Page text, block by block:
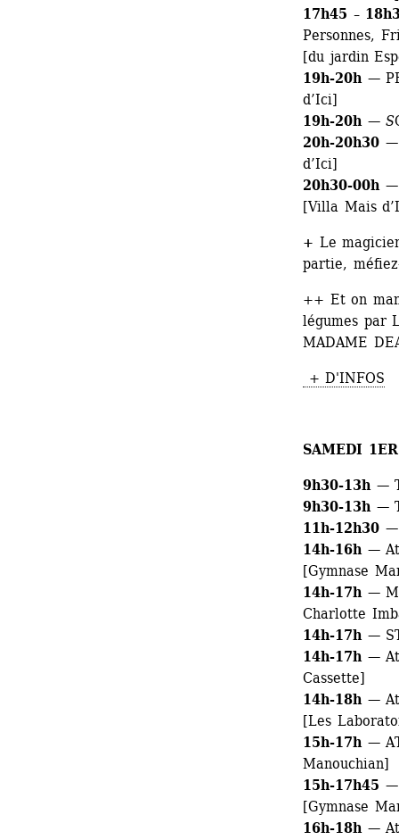
17h45 –
Personnes,
[du jardin
19h-20h —
d’Ici]
19h-20h — S
20h-20h30 —
d’Ici]
20h30-00h —
[Villa Mais
+ Le
partie,
++ Et on
légumes par
MADAME
+ D'INFOS
SAMEDI
9h30-13h—
9h30-13h —
11h-12h30 —
14h-16h —
[Gymnase
14h-17h—
Charlotte
14h-17h —
14h-17h—
Cassette]
14h-18h —
[Les
15h-17h —
Manouchian]
15h-17h45 —
[Gymnase
16h-18h —